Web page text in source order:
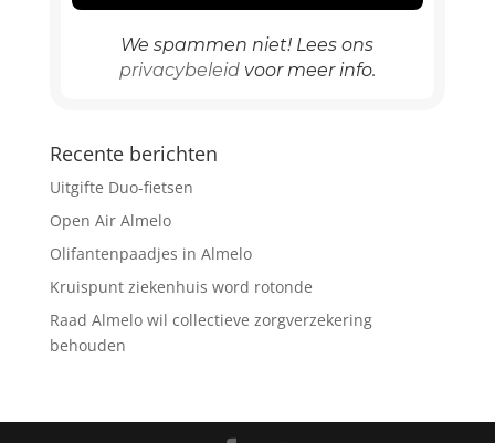
We spammen niet! Lees ons
privacybeleidvoor meer info.
Recente berichten
Uitgifte Duo-fietsen
Open Air Almelo
Olifantenpaadjes in Almelo
Kruispunt ziekenhuis word rotonde
Raad Almelo wil collectieve zorgverzekering
behouden